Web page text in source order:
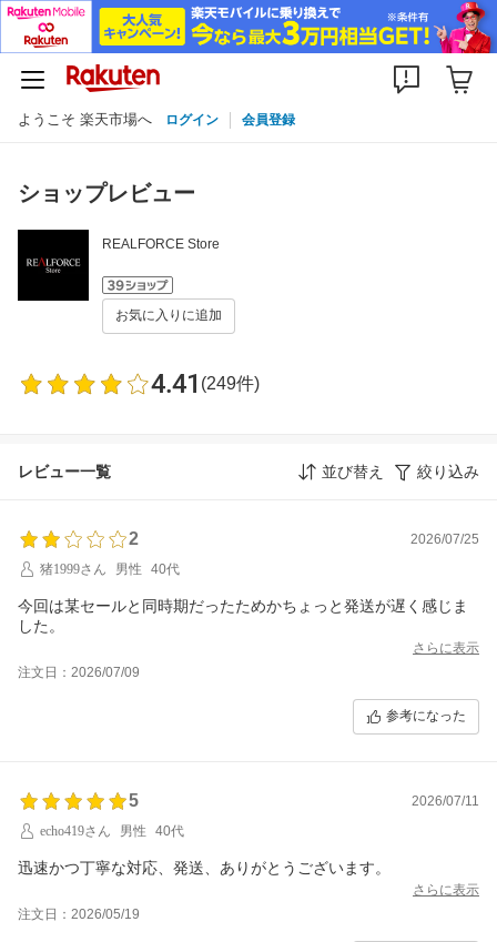
ようこそ 楽天市場へ ログイン 会員登録
ショップレビュー
REALFORCE Store
お気に入りに追加
4.41 (249件)
レビュー一覧 並び替え 絞り込み
2
2026/07/25
猪1999さん
男性 40代
今回は某セールと同時期だったためかちょっと発送が遅く感じま
した。
さらに表示
注文日：2026/07/09
参考になった
5
2026/07/11
echo419さん
男性 40代
迅速かつ丁寧な対応、発送、ありがとうございます。
さらに表示
注文日：2026/05/19